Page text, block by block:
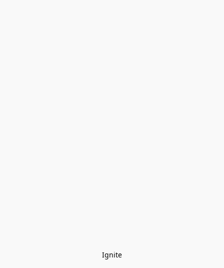
Ignite